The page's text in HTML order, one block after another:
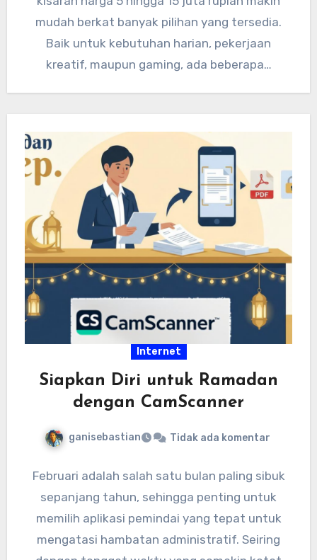
mudah berkat banyak pilihan yang tersedia.
Baik untuk kebutuhan harian, pekerjaan
kreatif, maupun gaming, ada beberapa…
Internet
Siapkan Diri untuk Ramadan
dengan CamScanner
ganisebastian Tidak ada komentar
Februari adalah salah satu bulan paling sibuk
sepanjang tahun, sehingga penting untuk
memilih aplikasi pemindai yang tepat untuk
mengatasi hambatan administratif. Seiring